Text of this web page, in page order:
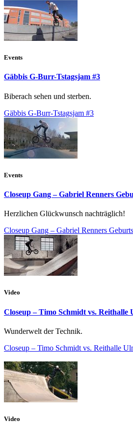
Events
Gäbbis G-Burr-Tstagsjam #3
Biberach sehen und sterben.
Gäbbis G-Burr-Tstagsjam #3
Events
Closeup Gang – Gabriel Renners
Herzlichen Glückwunsch nachträglich!
Closeup Gang – Gabriel Renners
Video
Closeup – Timo Schmidt vs. Reithalle
Wunderwelt der Technik.
Closeup – Timo Schmidt vs. Reithalle
Video